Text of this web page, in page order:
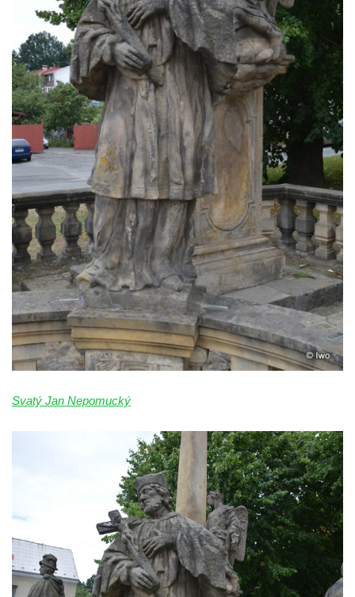
Sloup svatého Jana Nepomuckého v Žatci
Sloup se sochou Ukřižovaného v Žatci
Sloup Nejsvětější Trojice ve Stráži nad Ohří
Sloup Panny Marie Bolestné v Kralupech
nad Vltavou-Mikovicích
Sloup s kaplicí s reliéfy v Bílině
Sloup Panny Marie v Bílině
Sloup Panny Marie v Ostrově
Sloup Nejsvětější Trojice v Ostrově
Sloup Panny Marie v Holanech
Sloup Panny Marie v Milhostově
Sloup Nejsvětější Trojice v Blíževedlech
Sloup Nejsvětější Trojice v Chomutově
Sloup svatého Floriána v Chomutově
Sloup Panny Marie v Lokti
Sloup Nejsvětější Trojice v Horním
Sloup Nejsvětější trojice ve Městě Touškově
Sloup Panny Marie v Plzni
Sloup Panny Marie ve Sloupu v Čechách
Sloup Nejsvětější Trojice s korunováním
Panny Marie v Karlových Varech
Svatý Jan Nepomucký